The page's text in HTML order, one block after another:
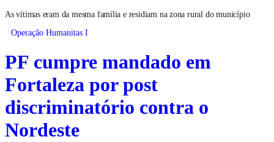
As vítimas eram da mesma família e residiam na zona rural do município
Operação Humanitas I
PF cumpre mandado em
Fortaleza por post
discriminatório contra o
Nordeste